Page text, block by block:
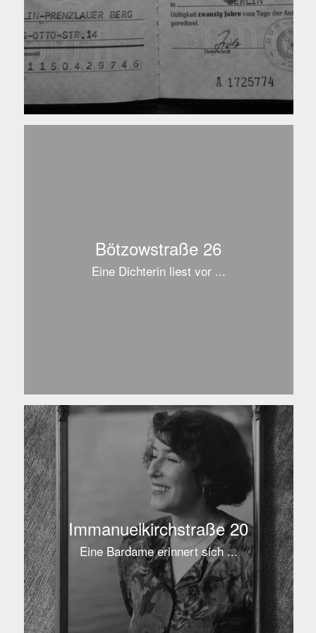
Bötzowstraße 26
Eine Dichterin liest vor ...
Immanuelkirchstraße 20
Eine Bardame erinnert sich ...